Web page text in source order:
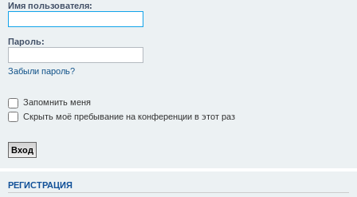
Имя пользователя:
Пароль:
Забыли пароль?
Запомнить меня
Скрыть моё пребывание на конференции в этот раз
РЕГИСТРАЦИЯ